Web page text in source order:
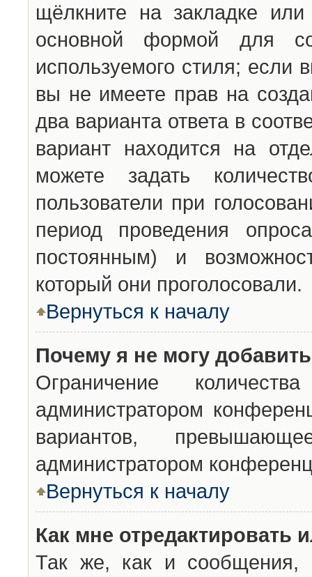
щёлкните на закладке
основной формой для
используемого стиля; если
вы не имеете прав на
два варианта ответа в
вариант находится на
можете задать
пользователи при
период проведения
постоянным) и
который они проголосовали.
Вернуться к началу
Почему я не могу
Ограничение
администратором
вариантов,
администратором
Вернуться к началу
Как мне отредактировать
Так же, как и сообщения,